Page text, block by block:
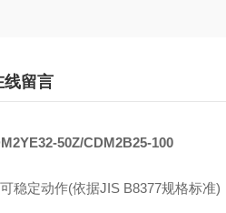
线留言
50Z/CDM2B25-100
稳定动作(依据JIS B8377规格标准)